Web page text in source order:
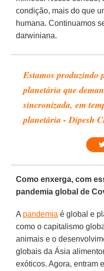
condição, mais do que
humana. Continuamos
darwiniana.
Estamos produzindo
planetária que
sincronizada, em
planetária - Dipesh
Como enxerga, com
pandemia global de
A pandemia é global e
como o capitalismo
animais e o
globais da Ásia
exóticos. Agora, entram